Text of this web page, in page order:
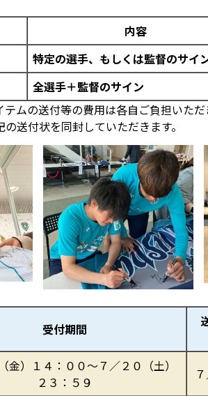
内容
特定の選手、もしくは監督のサイ
全選手＋監督のサイン
ムの送付等の費用は各自ご負担いただ
送付状を同封していただきます。
受付期間
金）１４：００～７／２０（土）
２３：５９